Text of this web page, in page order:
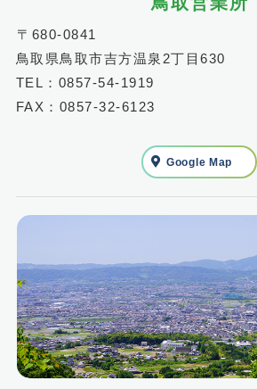
〒680-0841
鳥取県鳥取市吉方温泉2丁目630
TEL：0857-54-1919
FAX：0857-32-6123
Google Map